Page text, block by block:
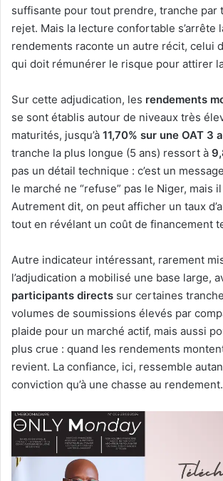
suffisante pour tout prendre, tranche par
rejet. Mais la lecture confortable s’arrête
rendements raconte un autre récit, celui
qui doit rémunérer le risque pour attirer
Sur cette adjudication, les rendements
se sont établis autour de niveaux très
maturités, jusqu’à 11,70% sur une OAT 3
tranche la plus longue (5 ans) ressort à
pas un détail technique : c’est un
le marché ne “refuse” pas le Niger, mais il
Autrement dit, on peut afficher un taux
tout en révélant un coût de financement
Autre indicateur intéressant, rarement
l’adjudication a mobilisé une base large,
participants directs sur certaines
volumes de soumissions élevés par
plaide pour un marché actif, mais aussi
plus crue : quand les rendements
revient. La confiance, ici, ressemble
conviction qu’à une chasse au rendement.